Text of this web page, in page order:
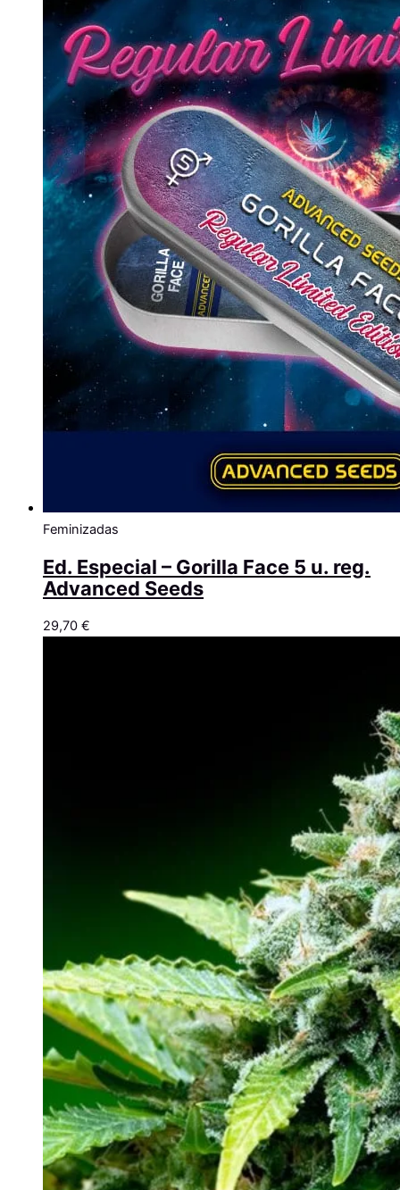
Feminizadas
Ed. Especial – Gorilla Face 5 u. reg.
Advanced Seeds
29,70 €